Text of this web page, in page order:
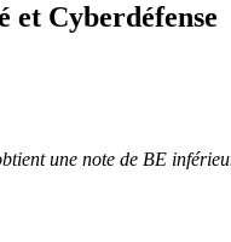
et Cyberdéfense
une note de BE